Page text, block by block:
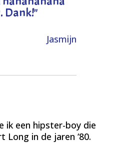
Dank!"
Jasmijn
ik een hipster-boy die
Long in de jaren ‘80.